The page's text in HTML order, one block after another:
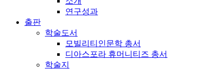
연구성과
출판
학술도서
모빌리티인문학 총서
디아스포라 휴머니티즈 총서
학술지